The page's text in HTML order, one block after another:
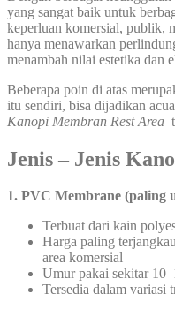
yang sangat baik untuk
keperluan komersial, publik,
hanya menawarkan
menambah nilai estetika dan
Beberapa poin di atas
itu sendiri, bisa dijadikan
Kanopi Membran Rest Area
Jenis – Jenis
1. PVC Membrane (paling
Terbuat dari kain
Harga paling
area komersial
Umur pakai sekitar
Tersedia dalam variasi